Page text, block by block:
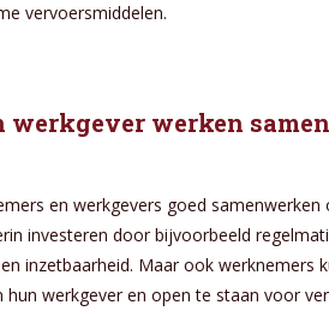
vervoersmiddelen.
werkgever werken
en werkgevers goed
investeren door bijvoorbeeld
inzetbaarheid. Maar ook werknemers
werkgever en open te staan voor